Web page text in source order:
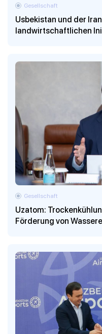
Usbekistan und der
landwirtschaftlichen
Gesellschaft
Uzatom:
Förderung von
Gesellschaft